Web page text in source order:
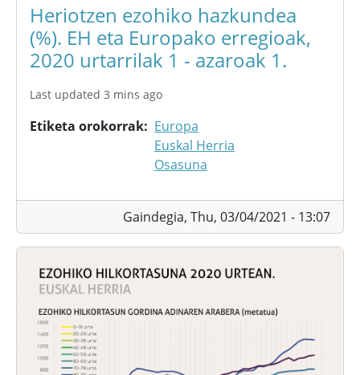
Heriotzen ezohiko hazkundea
(%). EH eta Europako erregioak,
2020 urtarrilak 1 - azaroak 1.
Last updated 3 mins ago
Etiketa orokorrak
Europa
Euskal Herria
Osasuna
Gaindegia, Thu, 03/04/2021 - 13:07